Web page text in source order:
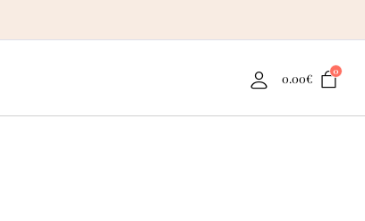
0.00€ 0